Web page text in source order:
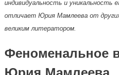
индивидуальность и уникальность
отличает Юрия Мамлеева от
великим литератором.
Феноменальное